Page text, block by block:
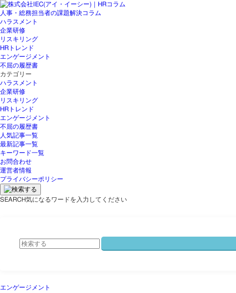
人事・総務担当者の課題解決コラム
ハラスメント
企業研修
リスキリング
HRトレンド
エンゲージメント
不屈の履歴書
カテゴリー
ハラスメント
企業研修
リスキリング
HRトレンド
エンゲージメント
不屈の履歴書
人気記事一覧
最新記事一覧
キーワード一覧
お問合わせ
運営者情報
プライバシーポリシー
SEARCH気になるワードを入力してください
エンゲージメント